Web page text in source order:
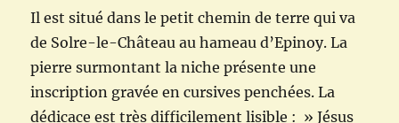
Il est situé dans le petit chemin de terre qui va
de Solre-le-Château au hameau d’Epinoy. La
pierre surmontant la niche présente une
inscription gravée en cursives penchées. La
dédicace est très difficilement lisible : » Jésus